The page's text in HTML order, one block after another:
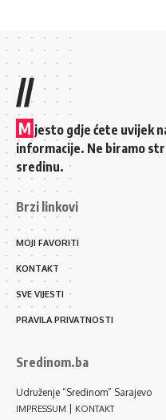
//
M jesto gdje ćete uvijek
informacije. Ne biramo
sredinu.
Brzi linkovi
MOJI FAVORITI
KONTAKT
SVE VIJESTI
PRAVILA PRIVATNOSTI
Sredinom.ba
Udruženje “Sredinom” Sarajevo
IMPRESSUM | KONTAKT